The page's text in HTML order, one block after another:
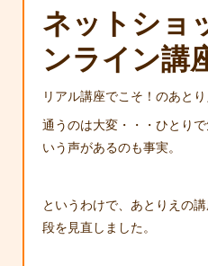
ネットショ
ンライン講
リアル講座でこそ！のあとり
通うのは大変・・・ひとり
いう声があるのも事実。
というわけで、あとりえの
段を見直しました。